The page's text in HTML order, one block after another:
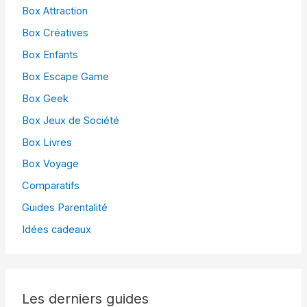
Box Attraction
Box Créatives
Box Enfants
Box Escape Game
Box Geek
Box Jeux de Société
Box Livres
Box Voyage
Comparatifs
Guides Parentalité
Idées cadeaux
Les derniers guides